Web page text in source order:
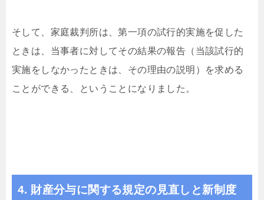
そして、家庭裁判所は、第一項の試行的実施を促した
ときは、当事者に対してその結果の報告（当該試行的
実施をしなかったときは、その理由の説明）を求める
ことができる、ということになりました。
4. 財産分与に関する規定の見直しと新制度